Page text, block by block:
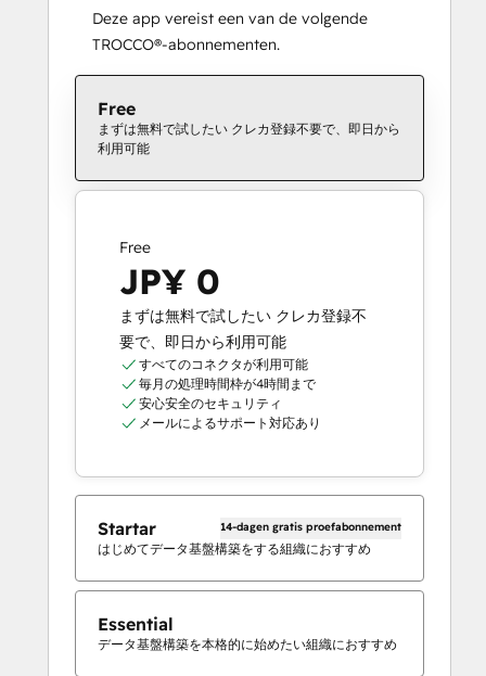
Deze app vereist een van de volgende
TROCCO®-abonnementen.
Free
まずは無料で試したい クレカ登録不要で、即日から
利用可能
Free
JP¥ 0
まずは無料で試したい クレカ登録不
要で、即日から利用可能
すべてのコネクタが利用可能
毎月の処理時間枠が4時間まで
安心安全のセキュリティ
メールによるサポート対応あり
Startar 14-dagen gratis proefabonnement
はじめてデータ基盤構築をする組織におすすめ
Essential
データ基盤構築を本格的に始めたい組織におすすめ